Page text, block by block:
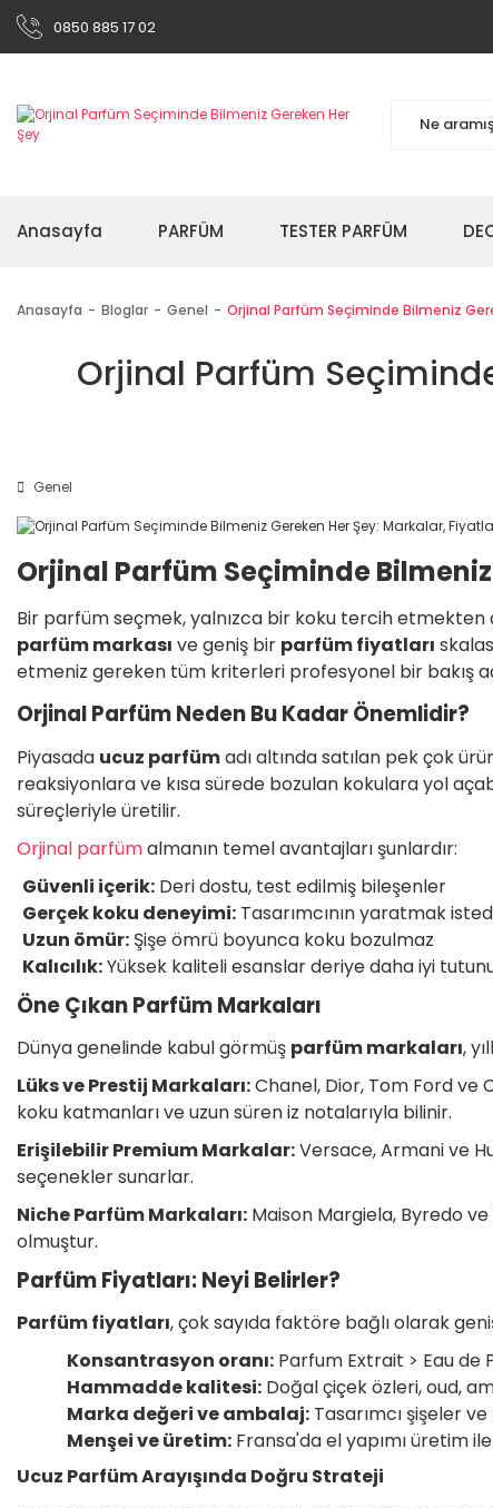
0850 885 17 02
Anasayfa PARFÜM TESTER PARFÜM
Anasayfa Bloglar Genel Orjinal Parfüm Seçiminde Bilmeniz
Orjinal Parfüm
Genel
Orjinal Parfüm Seçiminde
Bir parfüm seçmek, yalnızca bir koku tercih etmekten
parfüm markası ve geniş bir parfüm fiyatları
etmeniz gereken tüm kriterleri profesyonel bir bakış
Orjinal Parfüm Neden Bu Kadar Önemlidir?
Piyasada ucuz parfümadı altında satılan pek çok
reaksiyonlara ve kısa sürede bozulan kokulara yol
süreçleriyle üretilir.
Orjinal parfümalmanın temel avantajları şunlardır:
Güvenli içerik: Deri dostu, test edilmiş bileşenler
Gerçek koku deneyimi: Tasarımcının yaratmak
Uzun ömür: Şişe ömrü boyunca koku bozulmaz
Kalıcılık:Yüksek kaliteli esanslar deriye daha iyi
Öne Çıkan Parfüm Markaları
Dünya genelinde kabul görmüş parfüm markaları,
Lüks ve Prestij Markaları:Chanel, Dior, Tom Ford ve
koku katmanları ve uzun süren iz notalarıyla bilinir.
Erişilebilir Premium Markalar:Versace, Armani ve
seçenekler sunarlar.
Niche Parfüm Markaları: Maison Margiela, Byredo
olmuştur.
Parfüm Fiyatları: Neyi Belirler?
Parfüm fiyatları, çok sayıda faktöre bağlı olarak
Konsantrasyon oranı: Parfum Extrait > Eau de
Hammadde kalitesi: Doğal çiçek özleri, oud,
Marka değeri ve ambalaj: Tasarımcı şişeler
Menşei ve üretim: Fransa'da el yapımı üretim
Ucuz Parfüm Arayışında Doğru Strateji